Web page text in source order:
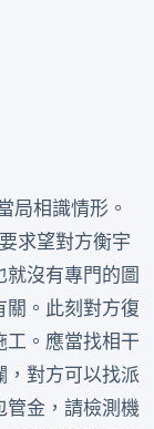
局相識情形。
求望對方衡宇
沒有專門的圖
關。此刻對方復
工。應當找相干
，對方可以找派
金，請檢測機